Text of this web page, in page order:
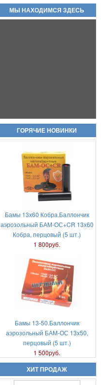
МЫ НАХОДИМСЯ ЗДЕСЬ
ГОРЯЧИЕ НОВИНКИ
Бамы 13х60 Кобра.Баллончик
аэрозольный БАМ-ОС+CR 13x60
Кобра, перцовый (5 шт.)
1 800руб.
Бамы 13-50.Баллончик
аэрозольный БАМ-ОС 13x50,
перцовый (5 шт.)
1 500руб.
ХИТ ПРОДАЖ
Пневматический пистолет Аникс
А-112 (Anics A-112)
Аэрозольный газовый пистолет
Удар-М2
6 000руб.
Аникс Скиф А-3000
18 000руб.